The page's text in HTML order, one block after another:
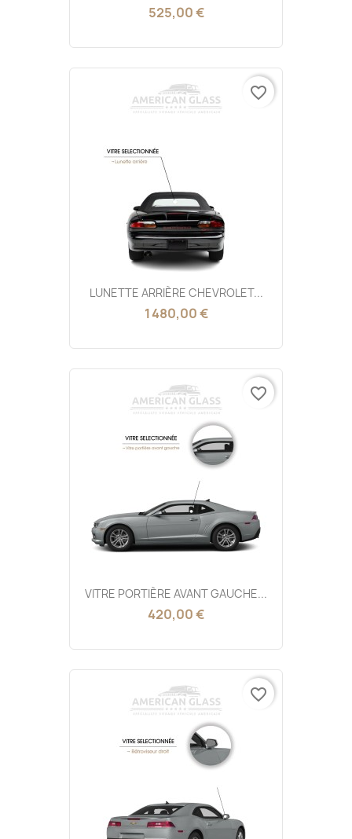
525,00 €
LUNETTE ARRIÈRE CHEVROLET...
1 480,00 €
favorite_border
VITRE PORTIÈRE AVANT GAUCHE...
420,00 €
favorite_border
favorite_border